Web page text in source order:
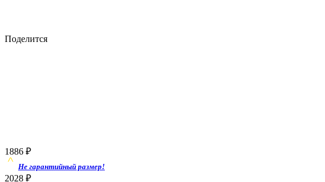
Поделится
1886 ₽
Не гарантийный размер!
2028 ₽